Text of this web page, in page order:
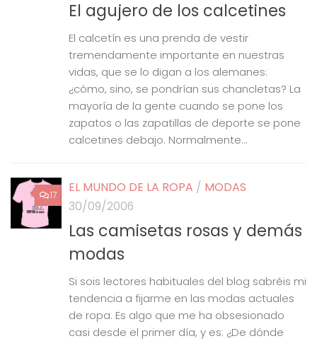
El agujero de los calcetines
El calcetín es una prenda de vestir
tremendamente importante en nuestras
vidas, que se lo digan a los alemanes:
¿cómo, sino, se pondrían sus chancletas? La
mayoría de la gente cuando se pone los
zapatos o las zapatillas de deporte se pone
calcetines debajo. Normalmente...
17 EL MUNDO DE LA ROPA / MODAS
30/09/2006
Las camisetas rosas y demás
modas
Si sois lectores habituales del blog sabréis mi
tendencia a fijarme en las modas actuales
de ropa. Es algo que me ha obsesionado
casi desde el primer día, y es: ¿De dónde